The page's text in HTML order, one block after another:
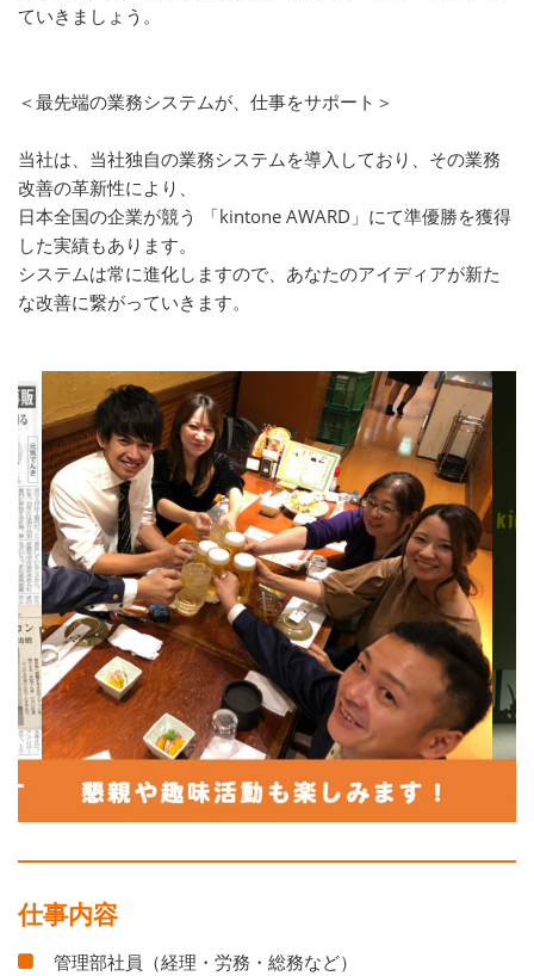
ていきましょう。
＜最先端の業務システムが、仕事をサポート＞
当社は、当社独自の業務システムを導入しており、その業務
改善の革新性により、
日本全国の企業が競う 「kintone AWARD」にて準優勝を獲得
した実績もあります。
システムは常に進化しますので、あなたのアイディアが新た
な改善に繋がっていきます。
仕事内容
管理部社員（経理・労務・総務など）